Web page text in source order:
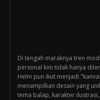
Di tengah maraknya tren
personal kini tidak hanya
Helm pun ikut menjadi
menampilkan desain yang
tema balap, karakter